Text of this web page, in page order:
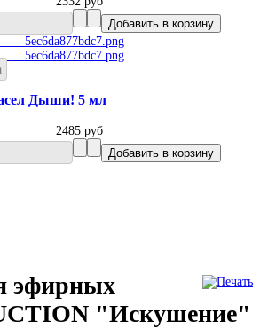
Дыши! 5 мл
2485 руб
эфирных
"Искушение"